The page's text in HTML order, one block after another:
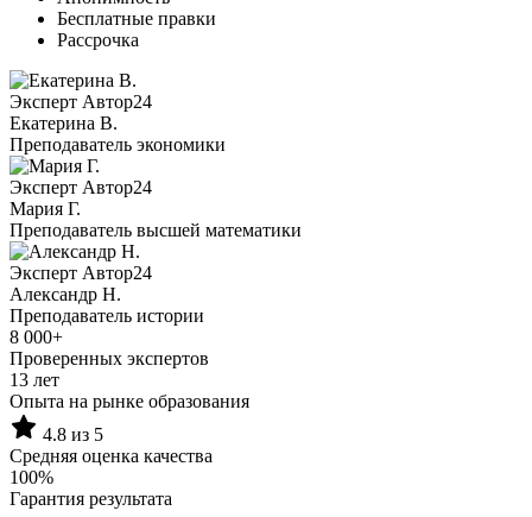
Бесплатные правки
Рассрочка
Эксперт Автор24
Екатерина B.
Преподаватель экономики
Эксперт Автор24
Мария Г.
Преподаватель высшей математики
Эксперт Автор24
Александр Н.
Преподаватель истории
8 000+
Проверенных экспертов
13 лет
Опыта на рынке образования
4.8 из 5
Средняя оценка качества
100%
Гарантия результата